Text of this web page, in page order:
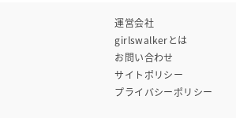
運営会社
girlswalkerとは
お問い合わせ
サイトポリシー
プライバシーポリシー